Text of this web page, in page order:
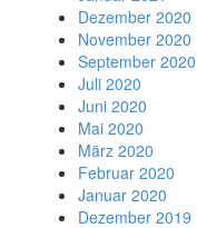
Dezember 2020
November 2020
September 2020
Juli 2020
Juni 2020
Mai 2020
März 2020
Februar 2020
Januar 2020
Dezember 2019